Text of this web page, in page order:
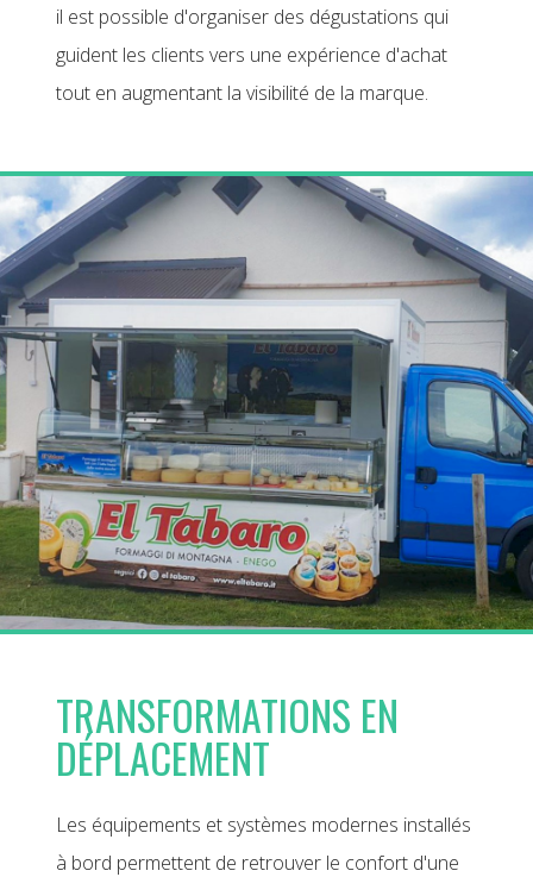
il est possible d'organiser des dégustations qui
guident les clients vers une expérience d'achat
tout en augmentant la visibilité de la marque.
TRANSFORMATIONS EN
DÉPLACEMENT
Les équipements et systèmes modernes installés
à bord permettent de retrouver le confort d'une